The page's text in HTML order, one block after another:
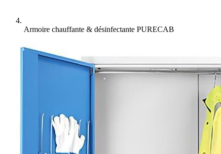
Armoire chauffante & désinfectante PURECAB